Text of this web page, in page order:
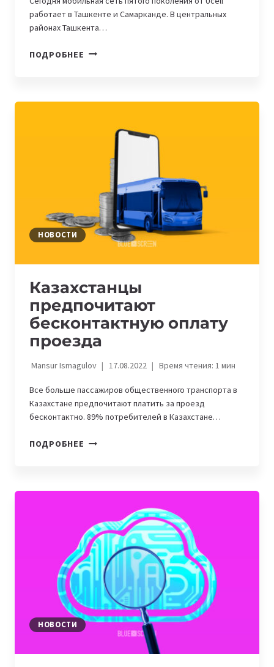
работает в Ташкенте и Самарканде. В центральных
районах Ташкента…
ПОДРОБНЕЕ В
UCELL
НОВОСТИ
Казахстанцы
предпочитают
бесконтактную оплату
проезда
Mansur Ismagulov 17.08.2022 Время чтения: 1мин
Все больше пассажиров общественного транспорта в
Казахстане предпочитают платить за проезд
бесконтактно. 89% потребителей в Казахстане…
ПОДРОБНЕЕ КАЗАХСТАНЦЫ
НОВОСТИ